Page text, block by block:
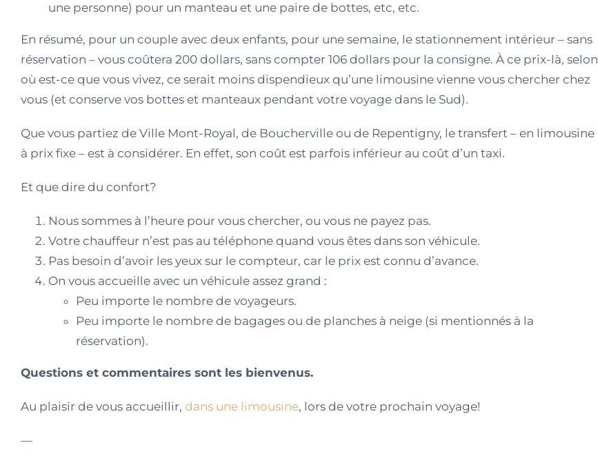
une personne) pour un manteau et une paire de bottes, etc, etc.
En résumé, pour un couple avec deux enfants, pour une semaine, le stationnement intérieur – sans
réservation – vous coûtera 200 dollars, sans compter 106 dollars pour la consigne. À ce prix-là, selon
où est-ce que vous vivez, ce serait moins dispendieux qu’une limousine vienne vous chercher chez
vous (et conserve vos bottes et manteaux pendant votre voyage dans le Sud).
Que vous partiez de Ville Mont-Royal, de Boucherville ou de Repentigny, le transfert – en limousine
à prix fixe – est à considérer. En effet, son coût est parfois inférieur au coût d’un taxi.
Et que dire du confort?
Nous sommes à l’heure pour vous chercher, ou vous ne payez pas.
Votre chauffeur n’est pas au téléphone quand vous êtes dans son véhicule.
Pas besoin d’avoir les yeux sur le compteur, car le prix est connu d’avance.
On vous accueille avec un véhicule assez grand :
Peu importe le nombre de voyageurs.
Peu importe le nombre de bagages ou de planches à neige (si mentionnés à la
réservation).
Questions et commentaires sont les bienvenus.
Au plaisir de vous accueillir, dans une limousine, lors de votre prochain voyage!
—